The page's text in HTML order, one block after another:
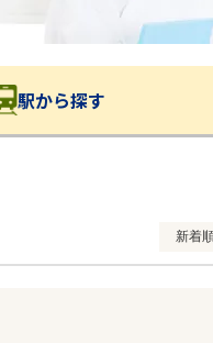
駅から探す